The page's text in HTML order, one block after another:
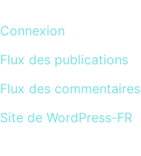
Connexion
Flux des publications
Flux des commentaires
Site de WordPress-FR